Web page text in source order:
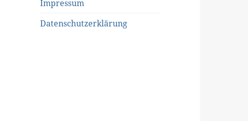
Impressum
Datenschutzerklärung